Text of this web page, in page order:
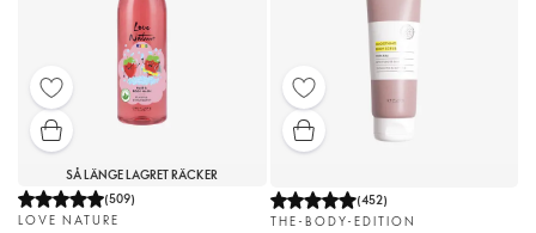
SÅ LÄNGE LAGRET RÄCKER
(509)
LOVE NATURE
(452)
THE-BODY-EDITION